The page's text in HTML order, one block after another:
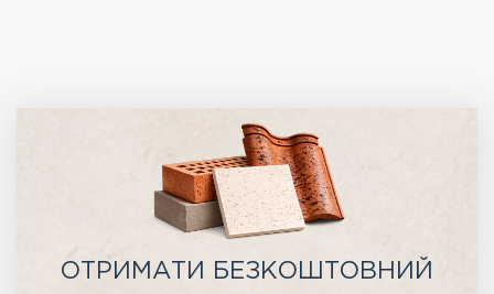
ОТРИМАТИ БЕЗКОШТОВНИЙ